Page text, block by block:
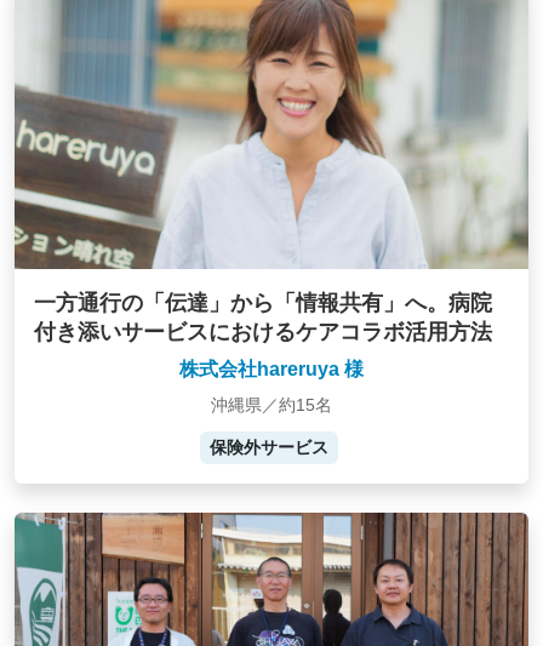
一方通行の「伝達」から「情報共有」へ。病院
付き添いサービスにおけるケアコラボ活用方法
株式会社hareruya 様
沖縄県／約15名
保険外サービス